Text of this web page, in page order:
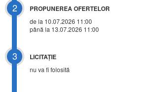
2 PROPUNEREA OFERTELOR
de la 10.07.2026 11:00
până la 13.07.2026 11:00
3 LICITAŢIE
nu va fi folosită